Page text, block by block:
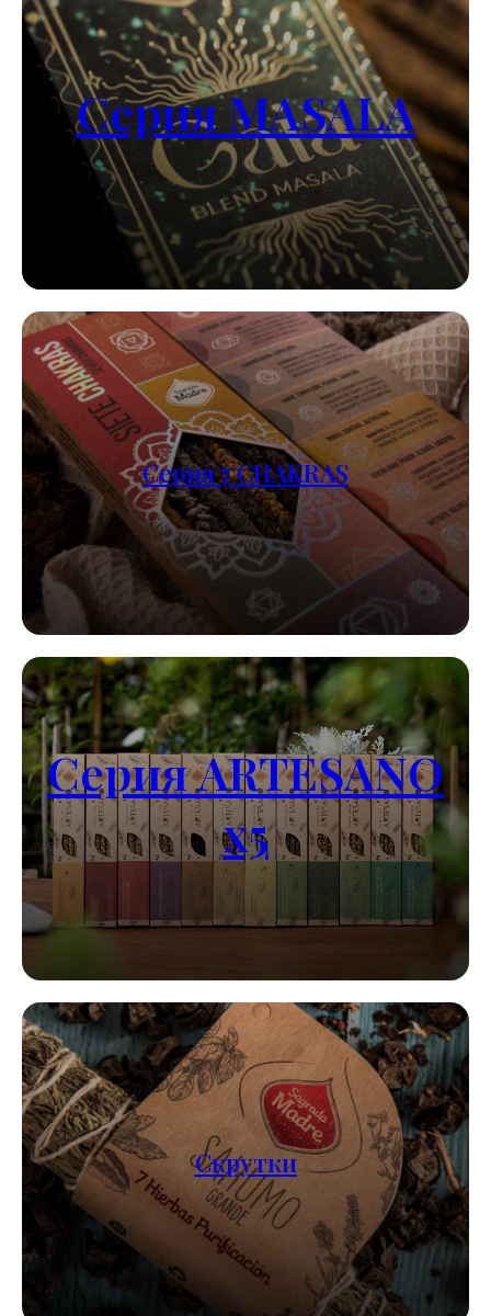
Серия MASALA
Серия 7 CHAKRAS
Серия ARTESANO
x5
Скрутки